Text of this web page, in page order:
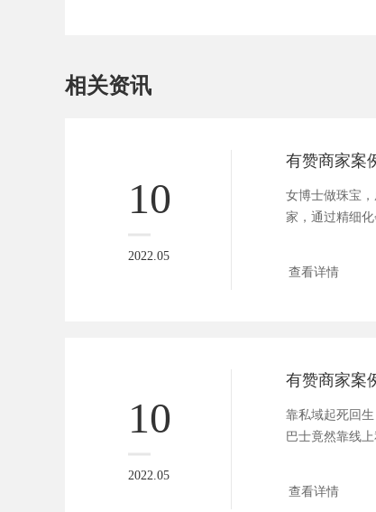
相关资讯
10
2022.05
有赞商家案
女博士做珠宝
家，通过精细化
查看详情
10
2022.05
有赞商家案
靠私域起死回
巴士竟然靠线
查看详情